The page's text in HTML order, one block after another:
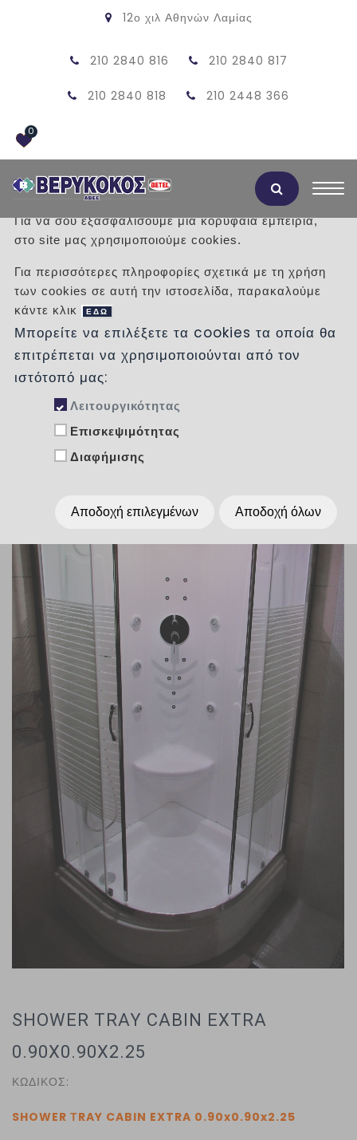
12ο χιλ Αθηνών Λαμίας
210 2840 816 210 2840 817
210 2840 818 210 2448 366
0
0.90X0.90X2.25
/ Προϊόντα / ΕΙΔΗ ΥΓΙΕΙΝΗΣ
ΚΑΜΠΙΝΕΣ
ΥΔΡΟΜΑΣΑΖ
SHOWER TRAY CABIN EXTRA
0.90X0.90X2.25
ΚΩΔΙΚΟΣ:
SHOWER ΤRAY CABIN EXTRA 0.90x0.90x2.25
Αποδοχή Cookies
Για να σου εξασφαλίσουμε μια κορυφαία εμπειρία,
στο site μας χρησιμοποιούμε cookies.
Για περισσότερες πληροφορίες σχετικά με τη χρήση
των cookies σε αυτή την ιστοσελίδα, παρακαλούμε
κάντε κλικ
ΕΔΩ
Μπορείτε να επιλέξετε τα cookies τα οποία θα
επιτρέπεται να χρησιμοποιούνται από τον
ιστότοπό μας:
Λειτουργικότητας
Επισκεψιμότητας
Διαφήμισης
Αποδοχή επιλεγμένων Αποδοχή όλων